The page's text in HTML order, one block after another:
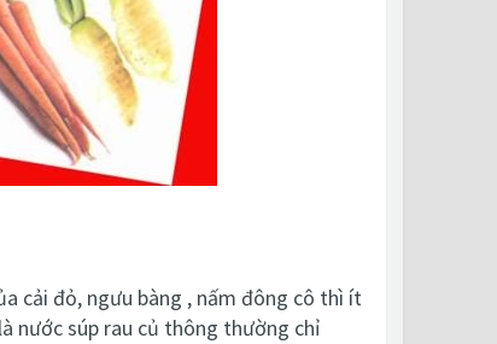
cải đỏ, ngưu bàng , nấm đông cô thì ít
nước súp rau củ thông thường chỉ